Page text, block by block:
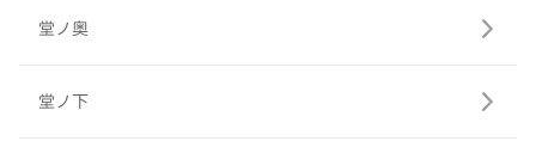
堂ノ奥
堂ノ下